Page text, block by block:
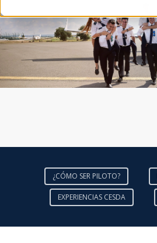
¿CÓMO SER PILOTO?
EXPERIENCIAS CESDA